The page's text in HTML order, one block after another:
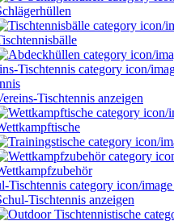
Tischtennis anzeigen
Tischtennis anzeigen